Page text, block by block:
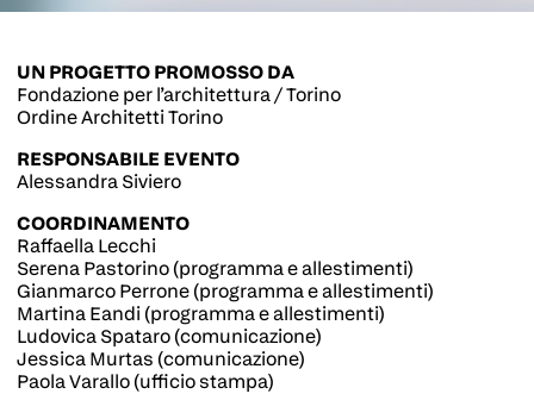
UN PROGETTO PROMOSSO DA
Fondazione per l’architettura / Torino
Ordine Architetti Torino
RESPONSABILE EVENTO
Alessandra Siviero
COORDINAMENTO
Raffaella Lecchi
Serena Pastorino (programma e allestimenti)
Gianmarco Perrone (programma e allestimenti)
Martina Eandi (programma e allestimenti)
Ludovica Spataro (comunicazione)
Jessica Murtas (comunicazione)
Paola Varallo (ufficio stampa)